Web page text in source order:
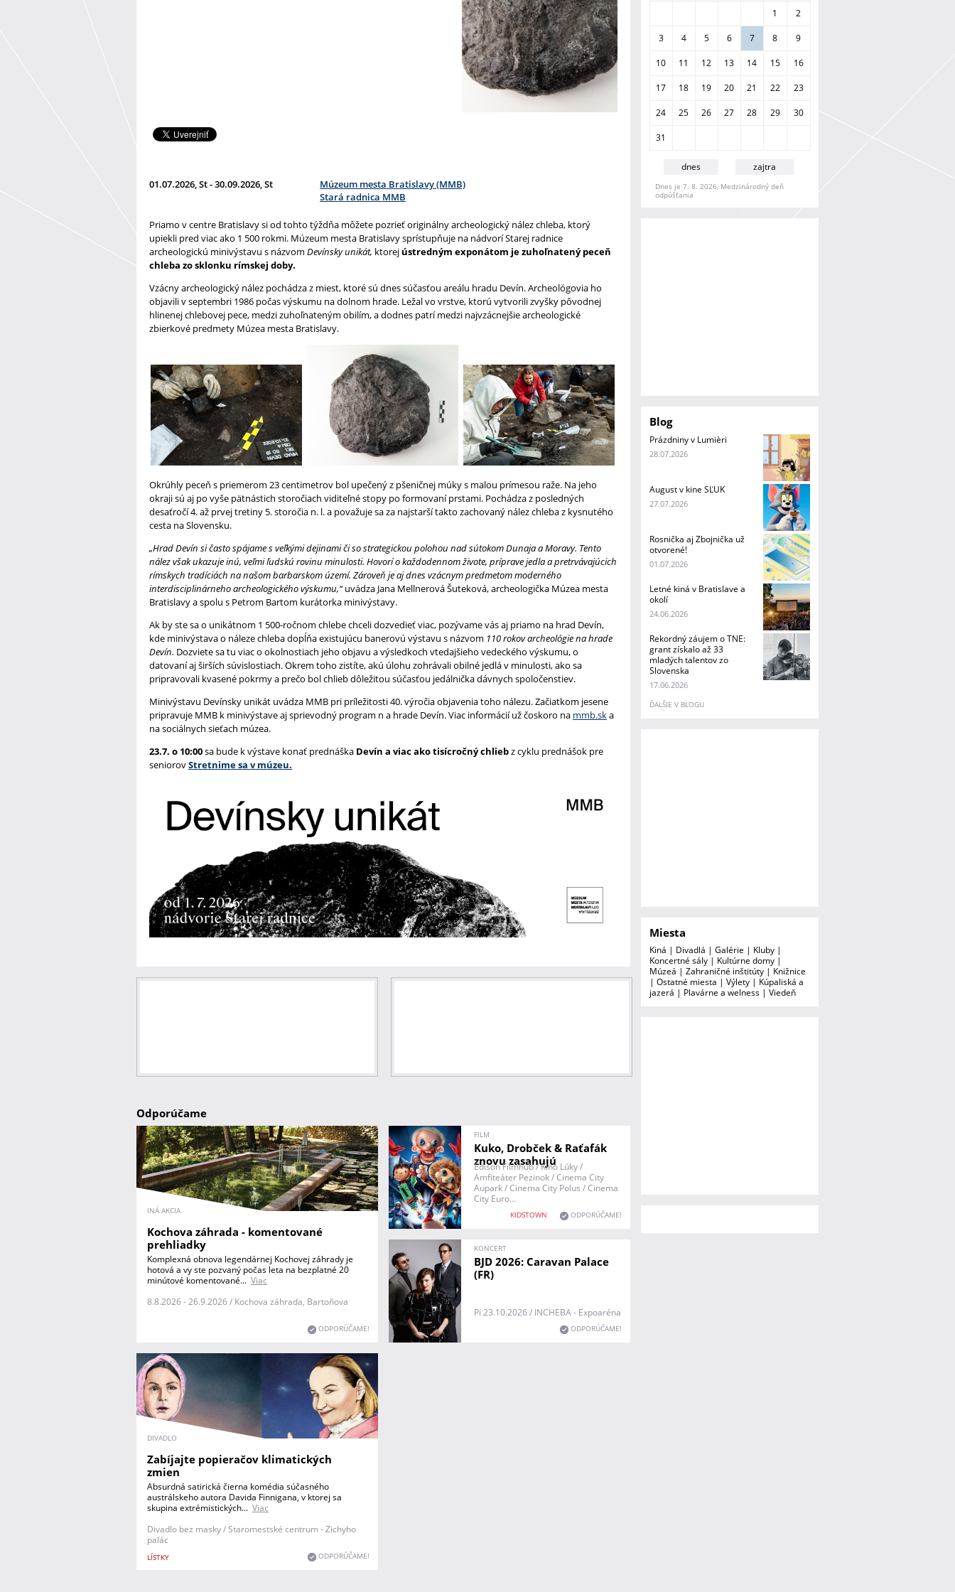
01.07.2026, St - 30.09.2026, St
Múzeum mesta Bratislavy (MMB)
Stará radnica MMB
Priamo v centre Bratislavy si od tohto týždňa môžete pozrieť originálny archeologický nález chleba, ktorý
upiekli pred viac ako 1 500 rokmi. Múzeum mesta Bratislavy sprístupňuje na nádvorí Starej radnice
archeologickú minivýstavu s názvom Devínsky unikát, ktorej ústredným exponátom je zuhoľnatený peceň
chleba zo sklonku rímskej doby.
Vzácny archeologický nález pochádza z miest, ktoré sú dnes súčasťou areálu hradu Devín. Archeológovia ho
objavili v septembri 1986 počas výskumu na dolnom hrade. Ležal vo vrstve, ktorú vytvorili zvyšky pôvodnej
hlinenej chlebovej pece, medzi zuhoľnateným obilím, a dodnes patrí medzi najvzácnejšie archeologické
zbierkové predmety Múzea mesta Bratislavy.
Okrúhly peceň s priemerom 23 centimetrov bol upečený z pšeničnej múky s malou prímesou raže. Na jeho
okraji sú aj po vyše pätnástich storočiach viditeľné stopy po formovaní prstami. Pochádza z posledných
desaťročí 4. až prvej tretiny 5. storočia n. l. a považuje sa za najstarší takto zachovaný nález chleba z kysnutého
cesta na Slovensku.
„Hrad Devín si často spájame s veľkými dejinami či so strategickou polohou nad sútokom Dunaja a Moravy. Tento
nález však ukazuje inú, veľmi ľudskú rovinu minulosti. Hovorí o každodennom živote, príprave jedla a pretrvávajúcich
rímskych tradíciách na našom barbarskom území. Zároveň je aj dnes vzácnym predmetom moderného
interdisciplinárneho archeologického výskumu,“uvádza Jana Mellnerová Šuteková, archeologička Múzea mesta
Bratislavy a spolu s Petrom Bartom kurátorka minivýstavy.
Ak by ste sa o unikátnom 1 500-ročnom chlebe chceli dozvedieť viac, pozývame vás aj priamo na hrad Devín,
kde minivýstava o náleze chleba dopĺňa existujúcu banerovú výstavu s názvom 110 rokov archeológie na hrade
Devín. Dozviete sa tu viac o okolnostiach jeho objavu a výsledkoch vtedajšieho vedeckého výskumu, o
datovaní aj širších súvislostiach. Okrem toho zistíte, akú úlohu zohrávali obilné jedlá v minulosti, ako sa
pripravovali kvasené pokrmy a prečo bol chlieb dôležitou súčasťou jedálnička dávnych spoločenstiev.
Minivýstavu Devínsky unikát uvádza MMB pri príležitosti 40. výročia objavenia toho nálezu. Začiatkom jesene
pripravuje MMB k minivýstave aj sprievodný program n a hrade Devín. Viac informácií už čoskoro na mmb.ska
na sociálnych sieťach múzea.
23.7. o 10:00sa bude k výstave konať prednáška Devín a viac ako tisícročný chliebz cyklu prednášok pre
seniorovStretnime sa v múzeu.
Odporúčame
INÁ AKCIA
Kochova záhrada - komentované
prehliadky
Komplexná obnova legendárnej Kochovej záhrady je
hotová a vy ste pozvaný počas leta na bezplatné 20
minútové komentované... Viac
8.8.2026 - 26.9.2026 / Kochova záhrada, Bartoňova
ODPORÚČAME!
FILM
Kuko, Drobček & Raťafák
znovu zasahujú
Edison Filmhub / Kino Lúky /
Amfiteáter Pezinok / Cinema City
Aupark / Cinema City Polus / Cinema
City Euro...
KIDSTOWN ODPORÚČAME!
KONCERT
BJD 2026: Caravan Palace
(FR)
Pi 23.10.2026 / INCHEBA - Expoaréna
ODPORÚČAME!
DIVADLO
Zabíjajte popieračov klimatických
zmien
LÍSTKY
Absurdná satirická čierna komédia súčasného
austrálskeho autora Davida Finnigana, v ktorej sa
skupina extrémistických... Viac
Divadlo bez masky / Staromestské centrum - Zichyho
palác
ODPORÚČAME!
1 2
3 4 5 6 7 8 9
10 11 12 13 14 15 16
17 18 19 20 21 22 23
24 25 26 27 28 29 30
31
dnes zajtra
Dnes je 7. 8. 2026, Medzinárodný deň
odpúšťania
Blog
Prázdniny v Lumièri
28.07.2026
August v kine SĽUK
27.07.2026
Rosnička aj Zbojnička už
otvorené!
01.07.2026
Letné kiná v Bratislave a
okolí
24.06.2026
Rekordný záujem o TNE:
grant získalo až 33
mladých talentov zo
Slovenska
17.06.2026
ĎALŠIE V BLOGU
Miesta
Kiná | Divadlá | Galérie | Kluby |
Koncertné sály | Kultúrne domy |
Múzeá | Zahraničné inštitúty | Knižnice
| Ostatné miesta | Výlety | Kúpaliská a
jazerá | Plavárne a welness | Viedeň